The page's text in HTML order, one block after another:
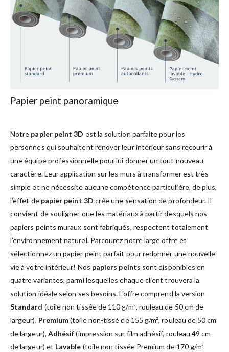
Papier peint panoramique
Notre papier peint 3D est la solution parfaite pour les
personnes qui souhaitent rénover leur intérieur sans recourir à
une équipe professionnelle pour lui donner un tout nouveau
caractère. Leur application sur les murs à transformer est très
simple et ne nécessite aucune compétence particulière, de plus,
l’effet de papier peint 3D crée une sensation de profondeur. Il
convient de souligner que les matériaux à partir desquels nos
papiers peints muraux sont fabriqués, respectent totalement
l’environnement naturel. Parcourez notre large offre et
sélectionnez un papier peint parfait pour redonner une nouvelle
vie à votre intérieur! Nos papiers peints sont disponibles en
quatre variantes, parmi lesquelles chaque client trouvera la
solution idéale selon ses besoins. L’offre comprend la version
Standard (toile non tissée de 110 g/m², rouleau de 50 cm de
largeur), Premium(toile non-tissé de 155 g/m², rouleau de 50 cm
de largeur), Adhésif(impression sur film adhésif, rouleau 49 cm
de largeur) et Lavable (toile non tissée Premium de 170 g/m²